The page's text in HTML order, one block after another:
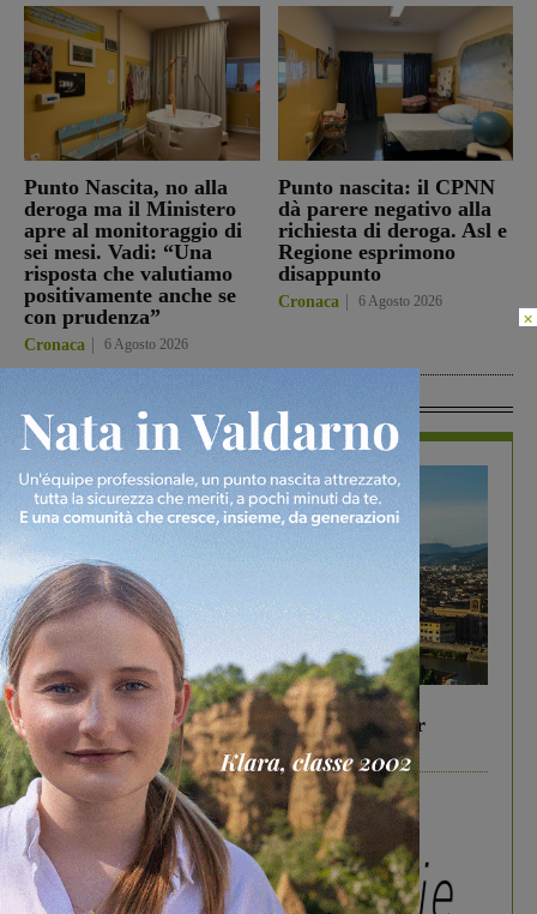
Punto Nascita, no alla
deroga ma il Ministero
apre al monitoraggio di
sei mesi. Vadi: “Una
risposta che valutiamo
positivamente anche se
con prudenza”
Cronaca 6 Agosto 2026
Punto nascita: il CPNN
dà parere negativo alla
richiesta di deroga. Asl e
Regione esprimono
disappunto
Cronaca 6 Agosto 2026
In vetrina 6 Agosto 2026
Gita di famiglia a Firenze: 5 idee per far
divertire i tuoi figli
×